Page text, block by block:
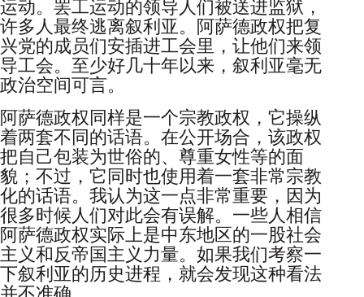
运动。罢工运动的领导人们被送进监狱，
许多人最终逃离叙利亚。阿萨德政权把复
兴党的成员们安插进工会里，让他们来领
导工会。至少好几十年以来，叙利亚毫无
政治空间可言。
阿萨德政权同样是一个宗教政权，它操纵
着两套不同的话语。在公开场合，该政权
把自己包装为世俗的、尊重女性等的面
貌；不过，它同时也使用着一套非常宗教
化的话语。我认为这一点非常重要，因为
很多时候人们对此会有误解。一些人相信
阿萨德政权实际上是中东地区的一股社会
主义和反帝国主义力量。如果我们考察一
下叙利亚的历史进程，就会发现这种看法